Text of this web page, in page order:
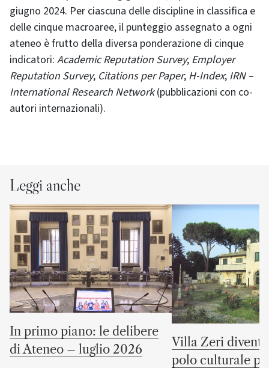
giugno 2024. Per ciascuna delle discipline in classifica e
delle cinque macroaree, il punteggio assegnato a ogni
ateneo è frutto della diversa ponderazione di cinque
indicatori: Academic Reputation Survey; Employer
Reputation Survey; Citations per Paper; H-Index; IRN –
International Research Network(pubblicazioni con co-
autori internazionali).
Leggi anche
In primo piano: le delibere
di Ateneo – luglio 2026
Villa Zeri
polo culturale